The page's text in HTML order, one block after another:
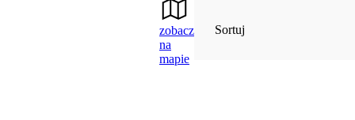
zobacz
na
mapie
Sortuj